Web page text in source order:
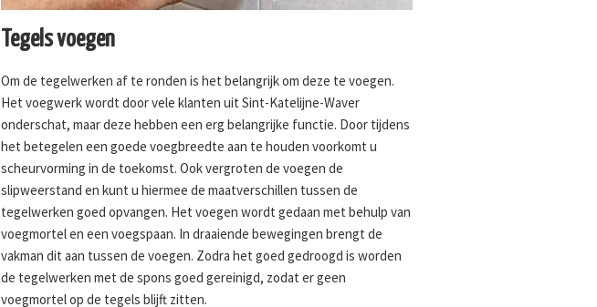
Tegels voegen
Om de tegelwerken af te ronden is het belangrijk om deze te voegen.
Het voegwerk wordt door vele klanten uit Sint-Katelijne-Waver
onderschat, maar deze hebben een erg belangrijke functie. Door tijdens
het betegelen een goede voegbreedte aan te houden voorkomt u
scheurvorming in de toekomst. Ook vergroten de voegen de
slipweerstand en kunt u hiermee de maatverschillen tussen de
tegelwerken goed opvangen. Het voegen wordt gedaan met behulp van
voegmortel en een voegspaan. In draaiende bewegingen brengt de
vakman dit aan tussen de voegen. Zodra het goed gedroogd is worden
de tegelwerken met de spons goed gereinigd, zodat er geen
voegmortel op de tegels blijft zitten.